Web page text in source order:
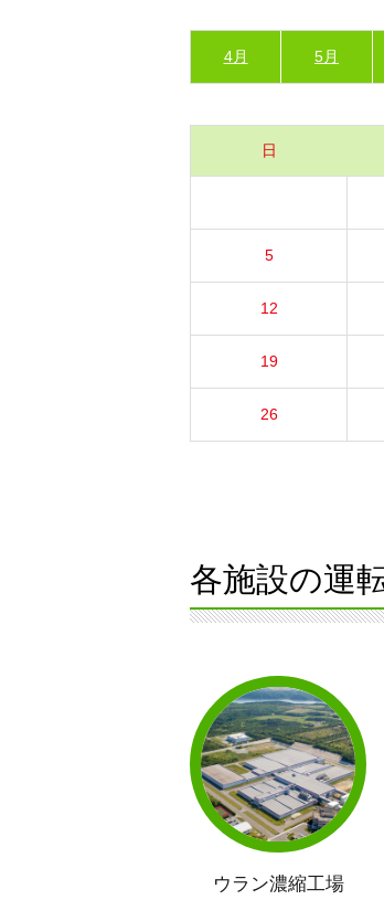
4月 5月
日
5
12
19
26
各施設の運
ウラン濃縮工場